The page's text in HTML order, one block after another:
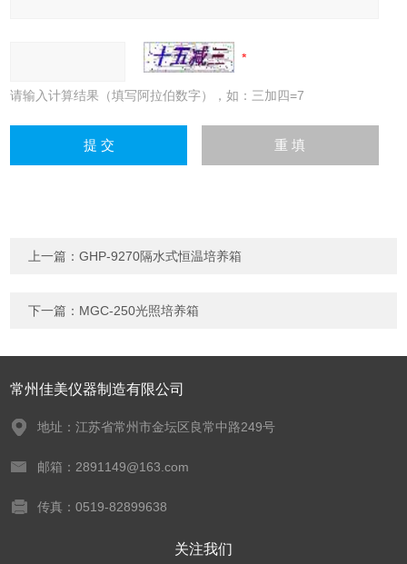
请输入计算结果（填写阿拉伯数字），如：三加四=7
上一篇：GHP-9270隔水式恒温培养箱
下一篇： MGC-250光照培养箱
常州佳美仪器制造有限公司
地址：江苏省常州市金坛区良常中路249号
邮箱：2891149@163.com
传真：0519-82899638
关注我们